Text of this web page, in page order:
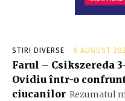
STIRI DIVERSE 8 AUGUST
Farul – Csikszereda
Ovidiu într-o
ciucanilor Rezumatul